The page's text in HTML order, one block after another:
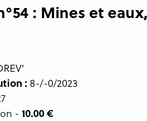
: Mines et
: 8-/-0/2023
- 10.00 €